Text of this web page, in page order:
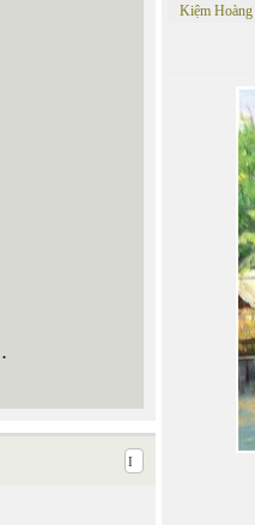
Kiệm Hoàng